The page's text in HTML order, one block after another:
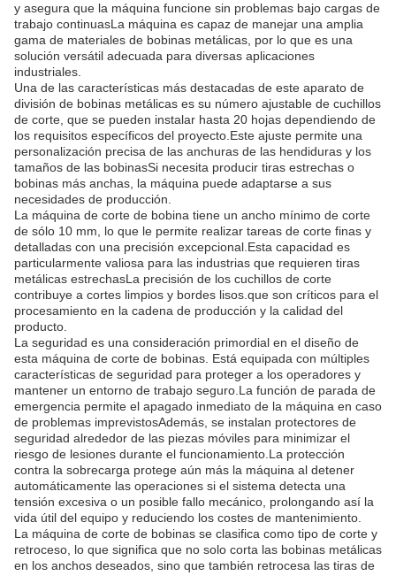
y asegura que la máquina funcione sin problemas bajo cargas de
trabajo continuasLa máquina es capaz de manejar una amplia
gama de materiales de bobinas metálicas, por lo que es una
solución versátil adecuada para diversas aplicaciones
industriales.
Una de las características más destacadas de este aparato de
división de bobinas metálicas es su número ajustable de cuchillos
de corte, que se pueden instalar hasta 20 hojas dependiendo de
los requisitos específicos del proyecto.Este ajuste permite una
personalización precisa de las anchuras de las hendiduras y los
tamaños de las bobinasSi necesita producir tiras estrechas o
bobinas más anchas, la máquina puede adaptarse a sus
necesidades de producción.
La máquina de corte de bobina tiene un ancho mínimo de corte
de sólo 10 mm, lo que le permite realizar tareas de corte finas y
detalladas con una precisión excepcional.Esta capacidad es
particularmente valiosa para las industrias que requieren tiras
metálicas estrechasLa precisión de los cuchillos de corte
contribuye a cortes limpios y bordes lisos.que son críticos para el
procesamiento en la cadena de producción y la calidad del
producto.
La seguridad es una consideración primordial en el diseño de
esta máquina de corte de bobinas. Está equipada con múltiples
características de seguridad para proteger a los operadores y
mantener un entorno de trabajo seguro.La función de parada de
emergencia permite el apagado inmediato de la máquina en caso
de problemas imprevistosAdemás, se instalan protectores de
seguridad alrededor de las piezas móviles para minimizar el
riesgo de lesiones durante el funcionamiento.La protección
contra la sobrecarga protege aún más la máquina al detener
automáticamente las operaciones si el sistema detecta una
tensión excesiva o un posible fallo mecánico, prolongando así la
vida útil del equipo y reduciendo los costes de mantenimiento.
La máquina de corte de bobinas se clasifica como tipo de corte y
retroceso, lo que significa que no solo corta las bobinas metálicas
en los anchos deseados, sino que también retrocesa las tiras de